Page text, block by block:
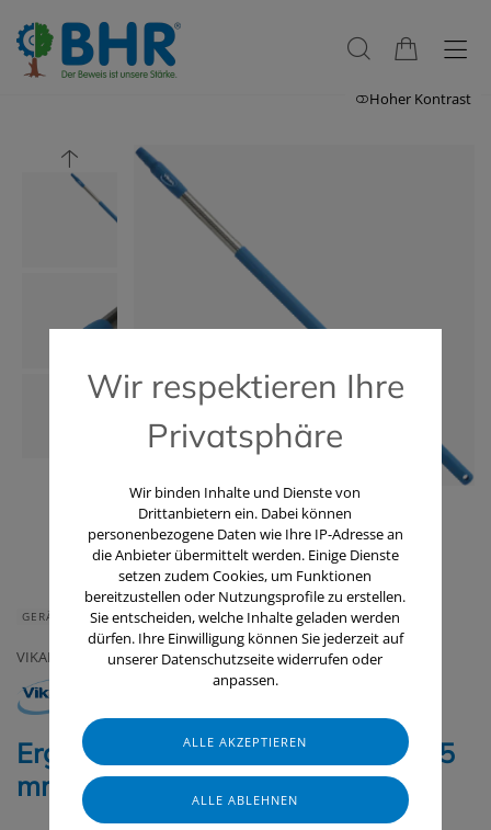
Hoher Kontrast
GERÄTE & ZUBEHÖR
VIKAN
Ergonomischer Edelstahlstiel 1025
mm
Wir respektieren Ihre
Privatsphäre
Wir binden Inhalte und Dienste von
Drittanbietern ein. Dabei können
personenbezogene Daten wie Ihre IP-Adresse an
die Anbieter übermittelt werden. Einige Dienste
setzen zudem Cookies, um Funktionen
bereitzustellen oder Nutzungsprofile zu erstellen.
Sie entscheiden, welche Inhalte geladen werden
dürfen. Ihre Einwilligung können Sie jederzeit auf
unserer Datenschutzseite widerrufen oder
anpassen.